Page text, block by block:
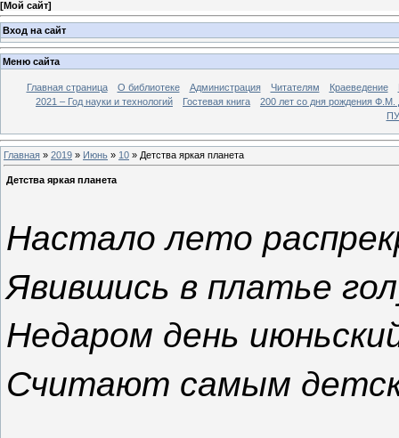
[Мой сайт]
Вход на сайт
Меню сайта
Главная страница О библиотеке Администрация Читателям Краеведение
2021 – Год науки и технологий
Гостевая книга
200 лет со дня рождения Ф.М.
Главная » 2019 » Июнь » 10 » Детства яркая планета
Детства яркая планета
Настало лето
Явившись в платье
Недаром день
Считают самым